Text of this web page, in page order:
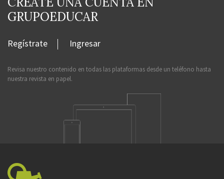
GRUPOEDUCAR
Regístrate Ingresar
Revisa nuestro contenido en todas las plataformas desde un teléfono hasta
nuestra revista en papel.